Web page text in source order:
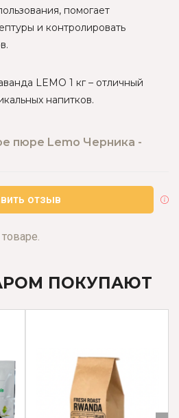
помогает
и контролировать
LEMO 1 кг – отличный
напитков.
пюре Lemo Черника -
отзыв
ПОКУПАЮТ